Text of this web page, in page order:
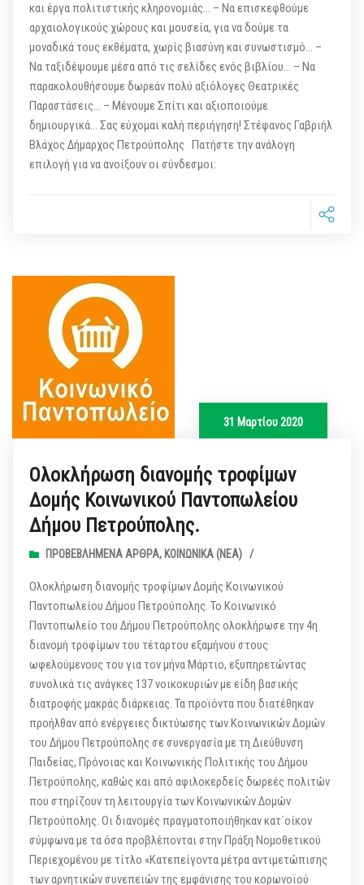
και έργα πολιτιστικής κληρονομιάς… – Να επισκεφθούμε
αρχαιολογικούς χώρους και μουσεία, για να δούμε τα
μοναδικά τους εκθέματα, χωρίς βιασύνη και συνωστισμό… –
Να ταξιδέψουμε μέσα από τις σελίδες ενός βιβλίου… – Να
παρακολουθήσουμε δωρεάν πολύ αξιόλογες Θεατρικές
Παραστάσεις… – Μένουμε Σπίτι και αξιοποιούμε
δημιουργικά… Σας εύχομαι καλή περιήγηση! Στέφανος Γαβριήλ
Βλάχος Δήμαρχος Πετρούπολης Πατήστε την ανάλογη
επιλογή για να ανοίξουν οι σύνδεσμοι:
31 Μαρτίου 2020
Ολοκλήρωση διανομής τροφίμων
Δομής Κοινωνικού Παντοπωλείου
Δήμου Πετρούπολης.
ΠΡΟΒΕΒΛΗΜΈΝΑ ΆΡΘΡΑ, ΚΟΙΝΩΝΙΚΆ (ΝΕΑ) /
Ολοκλήρωση διανομής τροφίμων Δομής Κοινωνικού
Παντοπωλείου Δήμου Πετρούπολης. Το Κοινωνικό
Παντοπωλείο του Δήμου Πετρούπολης ολοκλήρωσε την 4η
διανομή τροφίμων του τέταρτου εξαμήνου στους
ωφελούμενους του για τον μήνα Μάρτιο, εξυπηρετώντας
συνολικά τις ανάγκες 137 νοικοκυριών με είδη βασικής
διατροφής μακράς διάρκειας. Τα προϊόντα που διατέθηκαν
προήλθαν από ενέργειες δικτύωσης των Κοινωνικών Δομών
του Δήμου Πετρούπολης σε συνεργασία με τη Διεύθυνση
Παιδείας, Πρόνοιας και Κοινωνικής Πολιτικής του Δήμου
Πετρούπολης, καθώς και από αφιλοκερδείς δωρεές πολιτών
που στηρίζουν τη λειτουργία των Κοινωνικών Δομών
Πετρούπολης. Οι διανομές πραγματοποιήθηκαν κατ΄οίκον
σύμφωνα με τα όσα προβλέπονται στην Πράξη Νομοθετικού
Περιεχομένου με τίτλο «Κατεπείγοντα μέτρα αντιμετώπισης
των αρνητικών συνεπειών της εμφάνισης του κορωνοϊού